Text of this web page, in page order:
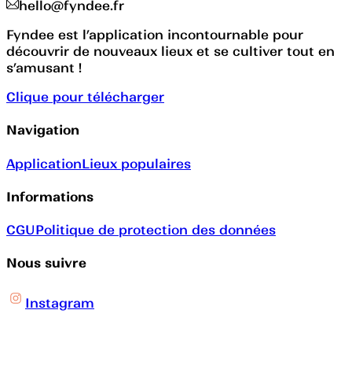
hello@fyndee.fr
Fyndee est l’application incontournable pour
découvrir de nouveaux lieux et se cultiver tout en
s’amusant !
Clique pour télécharger
Navigation
ApplicationLieux populaires
Informations
CGUPolitique de protection des données
Nous suivre
Instagram